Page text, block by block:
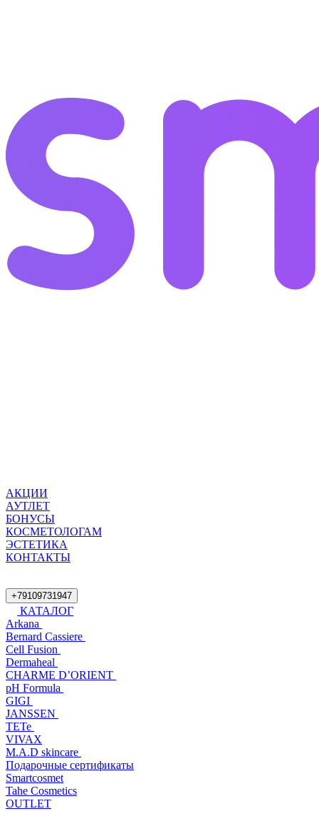
АКЦИИ
АУТЛЕТ
БОНУСЫ
КОСМЕТОЛОГАМ
ЭСТЕТИКА
КОНТАКТЫ
+79109731947
КАТАЛОГ
Arkana
Bernard Cassiere
Cell Fusion
Dermaheal
CHARME D’ORIENT
pH Formula
GIGI
JANSSEN
TETe
VIVAX
M.A.D skincare
Подарочные сертификаты
Smartcosmet
Tahe Cosmetics
OUTLET